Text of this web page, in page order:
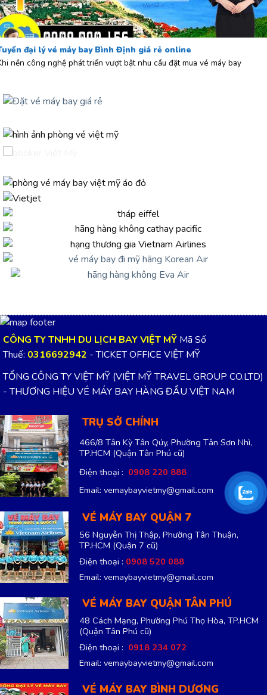
đại lý vé máy bay Bình Định giá rẻ online
nền công nghệ phát triển vượt bật nhu cầu đặt mua vé máy bay
CÔNG TY TNHH DU LỊCH BAY VIỆT MỸ Mã Số
Thuế: 0316692942 - TICKET OFFICE VIỆT MỸ
TỔNG CÔNG TY VIỆT MỸ (VIỆT MỸ TRAVEL GROUP CO.LTD)
- THƯƠNG HIỆU VÉ MÁY BAY HÀNG ĐẦU VIỆT NAM
TRỤ SỞ CHÍNH
466/8 Tân Kỳ Tân Qúy, Phường Tân Sơn Nhì,
TP.HCM (Quận Tân Phú cũ)
Điện thoại : 0908 220 888
Email: vemaybayvietmy@gmail.com
VÉ MÁY BAY QUẬN 7
56 Nguyễn Thị Thập, Phường Tân Thuận,
TP.HCM (Quận 7 cũ)
Điện thoại : 0908 520 088
Email: vemaybayvietmy@gmail.com
VÉ MÁY BAY QUẬN TÂN PHÚ
48 Cách Mạng, Phường Phú Thọ Hòa, TP.HCM
(Quận Tân Phú cũ)
Điện thoại : 0918 234 072
Email: vemaybayvietmy@gmail.com
VÉ MÁY BAY BÌNH DƯƠNG